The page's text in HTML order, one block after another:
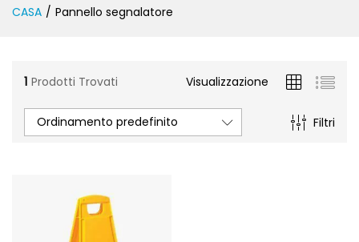
CASA / Pannello segnalatore
1 Prodotti Trovati Visualizzazione
Filtri
Ordinamento predefinito